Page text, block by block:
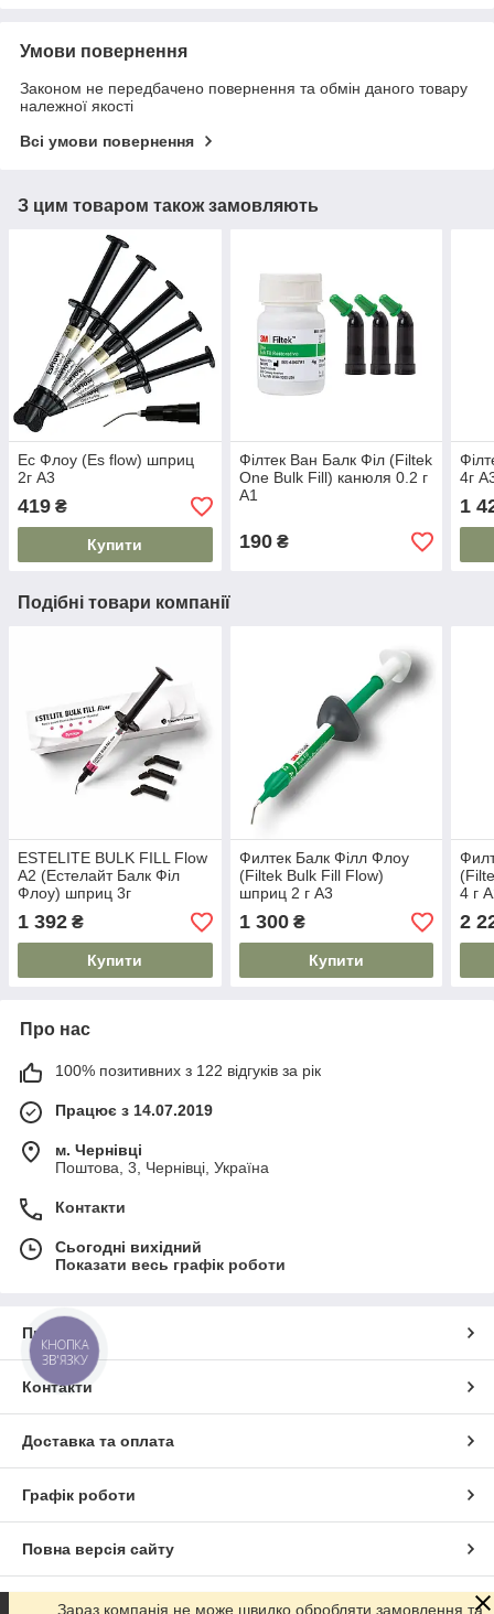
Умови повернення
Законом не передбачено повернення та обмін даного товару
належної якості
Всі умови повернення
З цим товаром також замовляють
Ес Флоу (Es flow) шприц
2г А3
419 ₴
Купити
Філтек Ван Балк Філ (Filtek
One Bulk Fill) канюля 0.2 г
А1
190₴
4г
1
Подібні товари компанії
ESTELITE BULK FILL Flow
А2 (Естелайт Балк Філ
Флоу) шприц 3г
1 392 ₴
Купити
Филтек Балк Філл Флоу
(Filtek Bulk Fill Flow)
шприц 2 г A3
1 300₴
Купити
4 г
2
Про нас
100% позитивних з 122 відгуків за рік
Працює з 14.07.2019
м. Чернівці
Поштова, 3, Чернівці, Україна
Контакти
Сьогодні вихідний
Показати весь графік роботи
Про нас
Контакти
Доставка та оплата
Графік роботи
Повна версія сайту
Сайт створено на маркетплейсі Prom.ua
Зараз компанія не може швидко обробляти замовлення та
КНОПКА
ЗВ'ЯЗКУ